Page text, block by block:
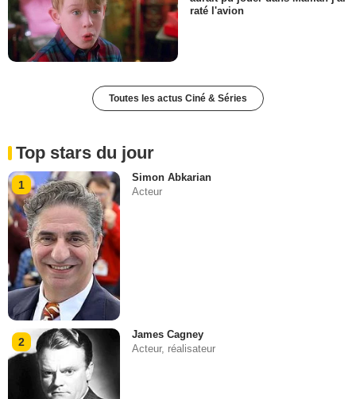
raté l'avion
Toutes les actus Ciné & Séries
Top stars du jour
1
Simon Abkarian
Acteur
2
James Cagney
Acteur, réalisateur